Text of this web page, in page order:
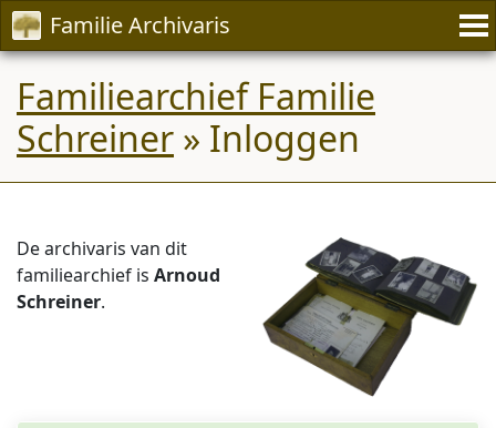
Familie Archivaris
Familiearchief Familie
Schreiner » Inloggen
De archivaris van dit
familiearchief is Arnoud
Schreiner.